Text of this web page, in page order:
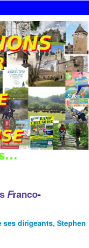
Franco-
ses dirigeants, Stephen